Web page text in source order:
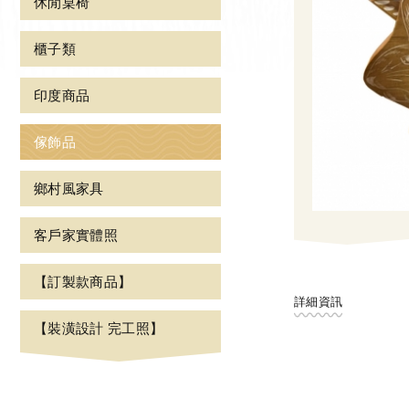
櫃子類
印度商品
傢飾品
鄉村風家具
客戶家實體照
【訂製款商品】
【裝潢設計 完工照】
詳細資訊